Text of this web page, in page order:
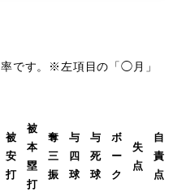
です。※左項目の「◯月」
被
安
打
被
本
塁
打
奪
三
振
与
四
球
与
死
球
ボ
ー
ク
失
点
自
責
点